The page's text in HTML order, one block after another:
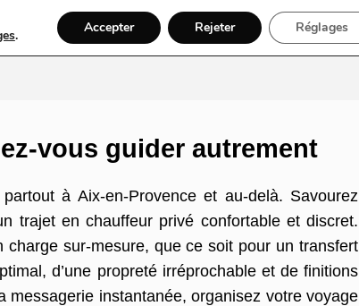
Locations De Voitures Bâtiment, Artisans & Électriciens
vous guider autrement
à Aix-en-Provence et au-delà. Savourez
trajet en chauffeur privé confortable et discret.
sur-mesure, que ce soit pour un transfert
d’une propreté irréprochable et de finitions
instantanée, organisez votre voyage
. Accepter Rejeter Réglages